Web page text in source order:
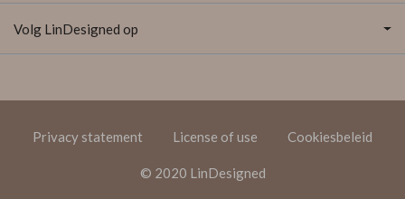
Volg LinDesigned op
Privacy statement License of use Cookiesbeleid
© 2020 LinDesigned